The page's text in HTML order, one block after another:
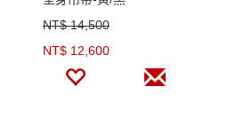
NT$ 14,500
NT$ 12,600